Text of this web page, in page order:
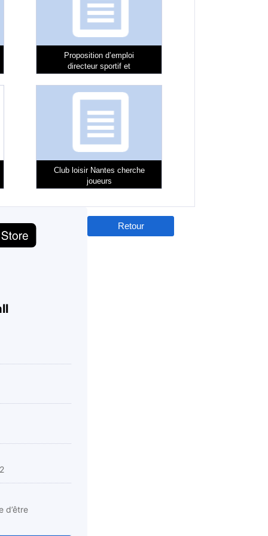
Proposition d’emploi
directeur sportif et
entraineur
Club loisir Nantes cherche
joueurs
Retour
d’être